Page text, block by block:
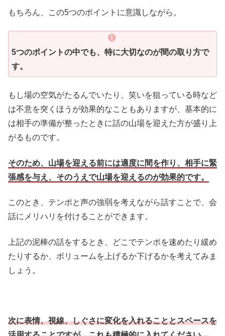
もちろん、この5つのポイントに意識しながら。
5つのポイントの中でも、特に大切なのが間の取り方で
す。
もし場の空気がたるんでいたり、笑いを狙っている時など
は不意を突くほうが効果的なこともありますが、基本的に
は相手の準備が整ったときに話の山場を迎えた方が盛り上
がるものです。
そのため、山場を迎える前には適度に間を作り、相手に緊
張感を与え、そのうえで山場を迎えるのが効果的です。
このとき、テンポと声の強弱を考えながら話すことで、会
話にメリハリを付けることができます。
上記の泥棒の話をするとき、どこでテンポを速めたり緩め
たりするか、ボリュームを上げるか下げるかを考えてみま
しょう。
次に表情、視線、しぐさに変化を入れることとスペースを